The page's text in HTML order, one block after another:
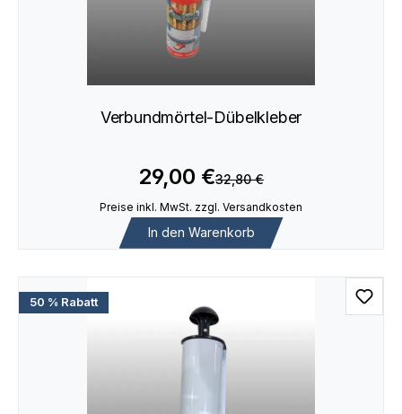
Verbundmörtel-Dübelkleber
29,00 €32,80 €
Preise inkl. MwSt. zzgl. Versandkosten
In den Warenkorb
50 % Rabatt